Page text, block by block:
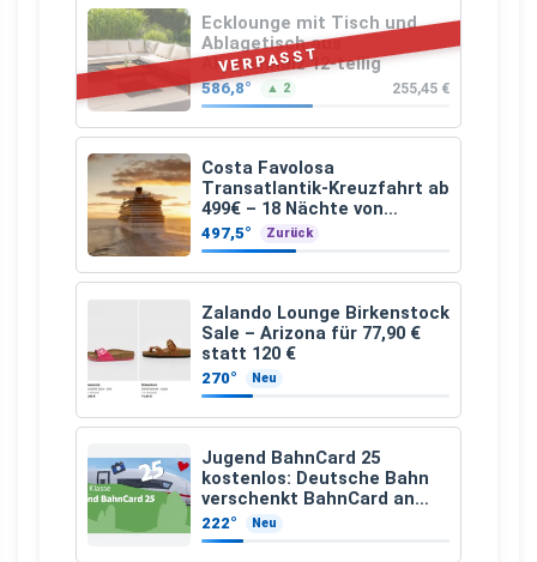
VERPASST
Ecklounge mit Tisch und
Ablagetisch aus
Akazienholz 12-teilig
586,8° ▲ 2 255,45 €
Costa Favolosa
Transatlantik-Kreuzfahrt ab
499€ – 18 Nächte von
Hamburg nach Guadeloupe
497,5° Zurück
Zalando Lounge Birkenstock
Sale – Arizona für 77,90 €
statt 120 €
270° Neu
Jugend BahnCard 25
kostenlos: Deutsche Bahn
verschenkt BahnCard an
Kinder und Jugendliche
222° Neu